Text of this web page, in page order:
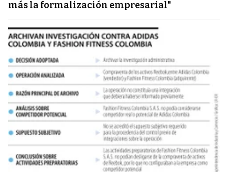
más la formalización empresarial"